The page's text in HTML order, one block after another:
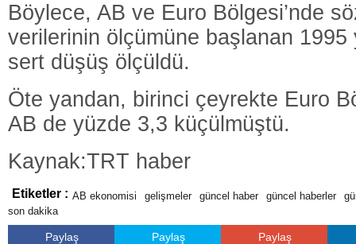
Böylece, AB ve Euro Bölgesi’nde
verilerinin ölçümüne başlanan 1995
sert düşüş ölçüldü.
Öte yandan, birinci çeyrekte Euro
AB de yüzde 3,3 küçülmüştü.
Kaynak:TRT haber
Etiketler : AB ekonomisi gelişmeler güncel haber güncel haberler
son dakika
Paylaş Paylaş Paylaş